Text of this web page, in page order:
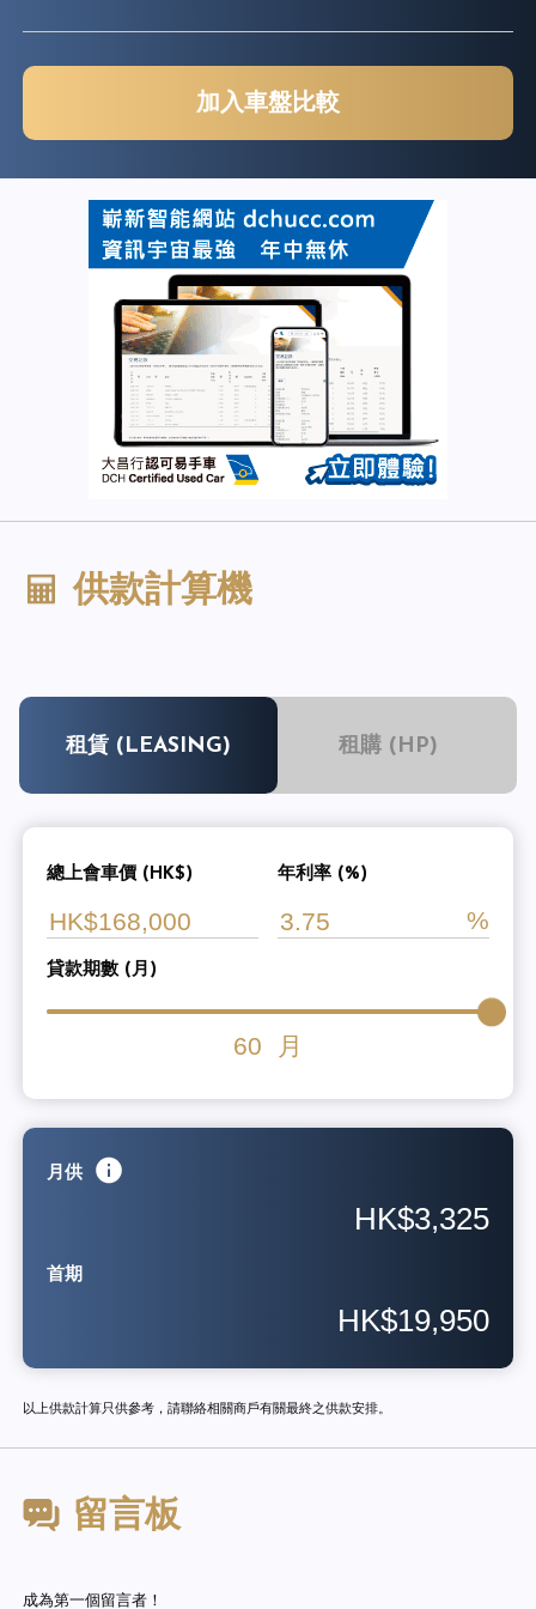
加入車盤比較
供款計算機
租賃 (LEASING) 租購 (HP)
總上會車價 (HK$) 年利率 (%)
貸款期數 (月)
60 月
月供
HK$3,325
首期
HK$19,950
以上供款計算只供參考，請聯絡相關商戶有關最終之供款安排。
留言板
成為第一個留言者！